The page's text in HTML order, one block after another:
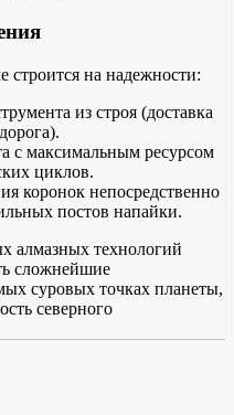
строится на надежности:
из строя (доставка
с максимальным ресурсом
циклов.
коронок непосредственно
постов напайки.
алмазных технологий
сложнейшие
суровых точках планеты,
северного